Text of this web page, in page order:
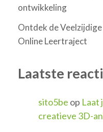
ontwikkeling
Ontdek de
Online Leertraject
Laatste
sito5be op Laat
creatieve 3D-